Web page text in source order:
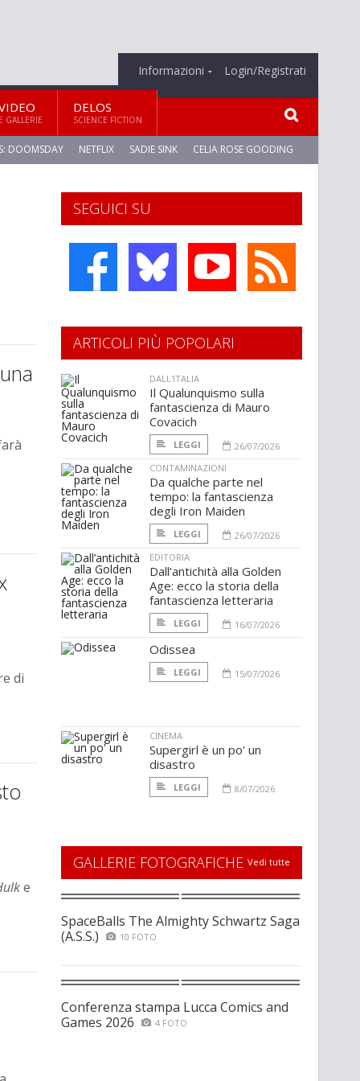
Informazioni Login/Registrati
E GALLERIE
DELOS
SCIENCE FICTION
DOOMSDAY NETFLIX SADIE SINK CELIA ROSE GOODING
di
e
SEGUICI SU
ARTICOLI PIÙ POPOLARI
DALL'ITALIA
Il Qualunquismo sulla
fantascienza di Mauro
Covacich
LEGGI
26/07/2026
CONTAMINAZIONI
Da qualche parte nel
tempo: la fantascienza
degli Iron Maiden
LEGGI
26/07/2026
EDITORIA
Dall’antichità alla Golden
Age: ecco la storia della
fantascienza letteraria
LEGGI 16/07/2026
Odissea
LEGGI 15/07/2026
CINEMA
Supergirl è un po' un
disastro
LEGGI 8/07/2026
GALLERIE FOTOGRAFICHE Vedi tutte
SpaceBalls The Almighty Schwartz Saga
(A.S.S.)
10 FOTO
Conferenza stampa Lucca Comics and
Games 2026
4 FOTO